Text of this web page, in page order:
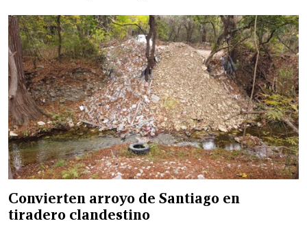
Convierten arroyo de Santiago en
tiradero clandestino